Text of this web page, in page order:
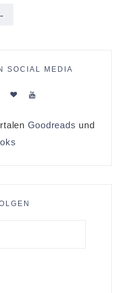
SOCIAL MEDIA
Goodreads und